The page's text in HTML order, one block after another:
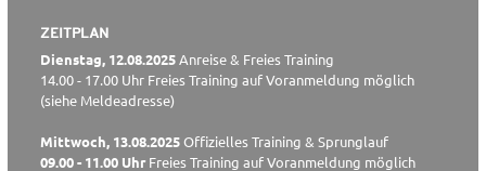
ZEITPLAN
Dienstag, 12.08.2025 Anreise & Freies Training
14.00 - 17.00 Uhr Freies Training auf Voranmeldung möglich
(siehe Meldeadresse)
Mittwoch, 13.08.2025 Offizielles Training & Sprunglauf
09.00 - 11.00 UhrFreies Training auf Voranmeldung möglich